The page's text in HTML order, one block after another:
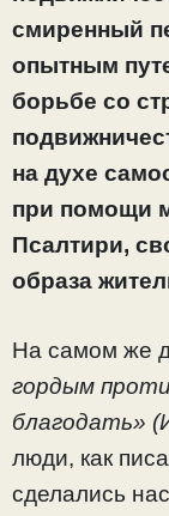
смиренный
опытным
борьбе со
на духе
при помощи
Псалтири,
образа
На самом же
гордым
благодать»
люди, как
сделались